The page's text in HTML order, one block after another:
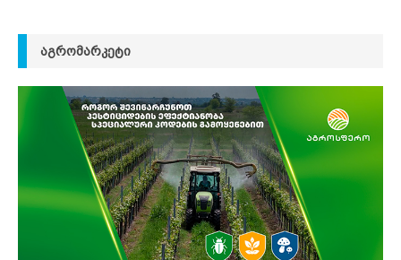
ᲐᲒᲠᲝᲛᲐᲠᲙᲔᲢᲘ